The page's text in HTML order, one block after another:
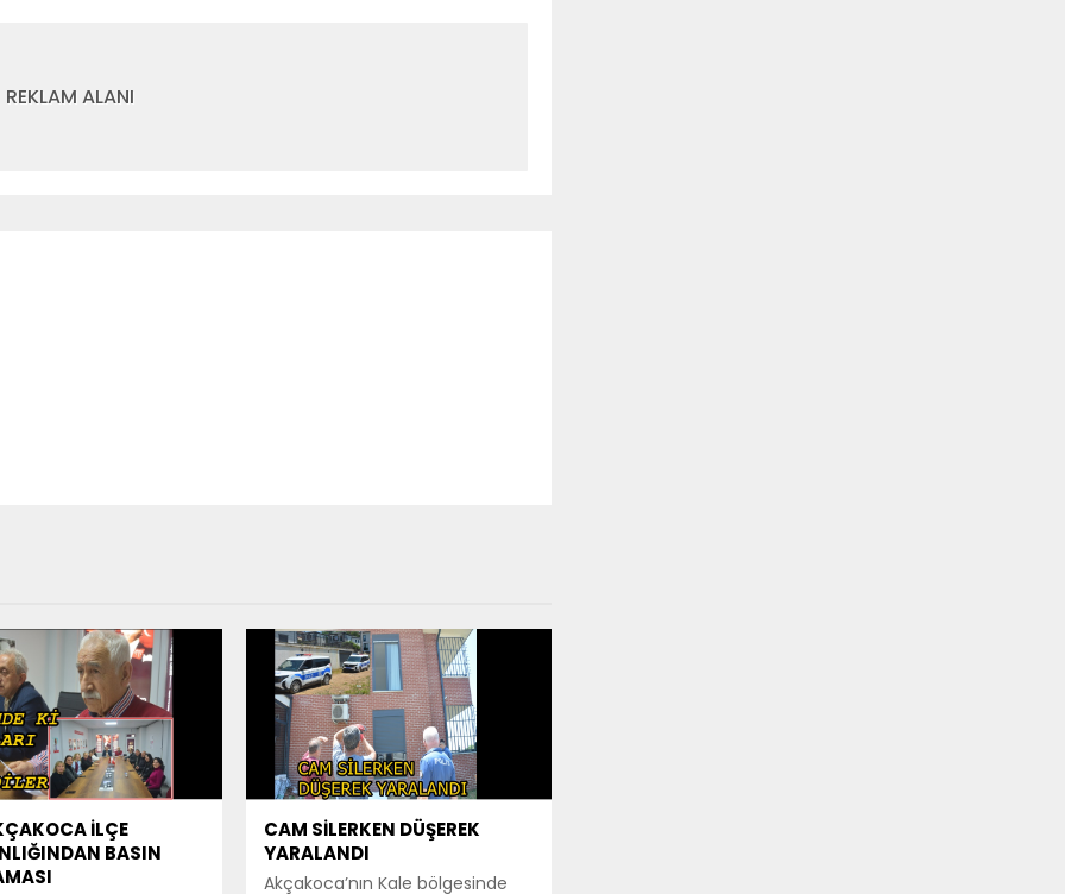
REKLAM ALANI
İLÇE
BASIN
CAM SİLERKEN DÜŞEREK
YARALANDI
Akçakoca’nın Kale bölgesinde